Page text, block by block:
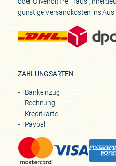
oder Olivenöl) frei Haus
günstige Versandkosten ins
ZAHLUNGSARTEN
Bankeinzug
Rechnung
Kreditkarte
Paypal